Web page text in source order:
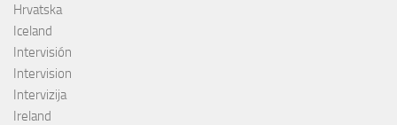
Hrvatska
Iceland
Intervisión
Intervision
Intervizija
Ireland